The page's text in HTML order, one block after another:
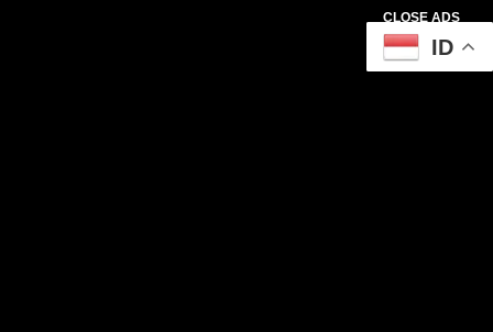
CLOSE ADS
ID